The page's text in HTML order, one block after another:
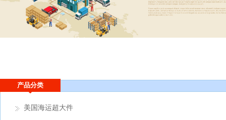
产品分类
美国海运超大件